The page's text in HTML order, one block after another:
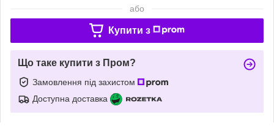
або
Купити з
Що таке купити з Пром?
Замовлення під захистом
Доступна доставка